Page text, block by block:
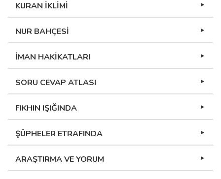
KURAN İKLİMİ
NUR BAHÇESİ
İMAN HAKİKATLARI
SORU CEVAP ATLASI
FIKHIN IŞIĞINDA
ŞÜPHELER ETRAFINDA
ARAŞTIRMA VE YORUM